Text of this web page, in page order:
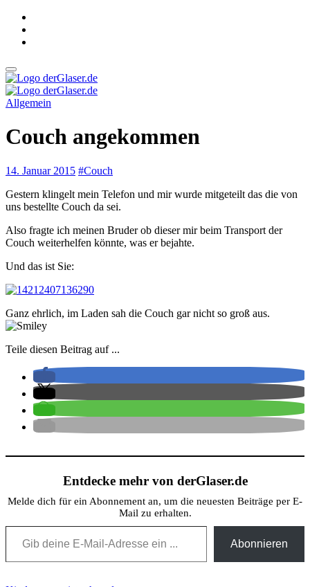
Zum
Inhalt
springen
derGlaser.de
Mein Leben mit Frau, zwei Kindern und Katze
Allgemein
Couch angekommen
14. Januar 2015 #Couch
Gestern klingelt mein Telefon und mir wurde mitgeteilt das die von
uns bestellte Couch da sei.
Also fragte ich meinen Bruder ob dieser mir beim Transport der
Couch weiterhelfen könnte, was er bejahte.
Und das ist Sie:
Ganz ehrlich, im Laden sah die Couch gar nicht so groß aus.
Teile diesen Beitrag auf ...
Entdecke mehr von derGlaser.de
Melde dich für ein Abonnement an, um die neuesten Beiträge per E-
Mail zu erhalten.
Gib deine E-Mail-Adresse ein ...
Abonnieren